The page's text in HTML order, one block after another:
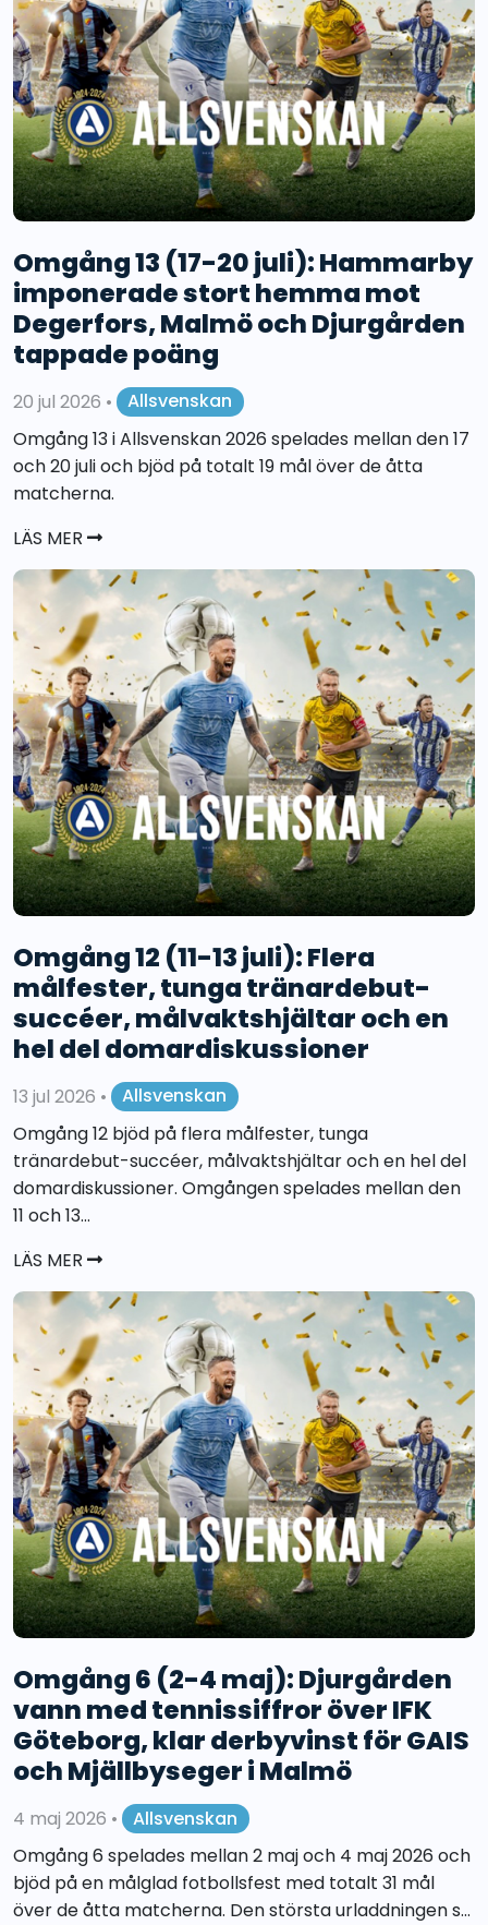
Omgång 13 (17-20 juli): Hammarby
imponerade stort hemma mot
Degerfors, Malmö och Djurgården
tappade poäng
20 jul 2026 •
Allsvenskan
Omgång 13 i Allsvenskan 2026 spelades mellan den 17
och 20 juli och bjöd på totalt 19 mål över de åtta
matcherna.
LÄS MER
Omgång 12 (11-13 juli): Flera
målfester, tunga tränardebut-
succéer, målvaktshjältar och en
hel del domardiskussioner
13 jul 2026 •
Allsvenskan
Omgång 12 bjöd på flera målfester, tunga
tränardebut-succéer, målvaktshjältar och en hel del
domardiskussioner. Omgången spelades mellan den
11 och 13...
LÄS MER
Omgång 6 (2-4 maj): Djurgården
vann med tennissiffror över IFK
Göteborg, klar derbyvinst för GAIS
och Mjällbyseger i Malmö
4 maj 2026 •
Allsvenskan
Omgång 6 spelades mellan 2 maj och 4 maj 2026 och
bjöd på en målglad fotbollsfest med totalt 31 mål
över de åtta matcherna. Den största urladdningen s...